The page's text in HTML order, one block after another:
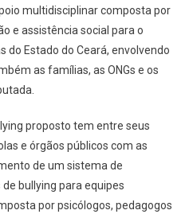
multidisciplinar composta por
e assistência social para o
do Estado do Ceará, envolvendo
as famílias, as ONGs e os
proposto tem entre seus
e órgãos públicos com as
de um sistema de
bullying para equipes
por psicólogos, pedagogos